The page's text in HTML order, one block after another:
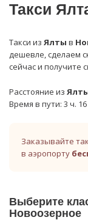
Такси
Такси из Ялты в
дешевле, сделаем
сейчас и получите
Расстояние из
Время в пути: 3 ч.
Заказывайте
в аэропорту
Выберите
Новоозерное